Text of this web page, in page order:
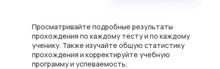
Просматривайте подробные результаты
прохождения по каждому тесту и по каждому
ученику. Также изучайте общую статистику
прохождения и корректируйте учебную
программу и успеваемость.